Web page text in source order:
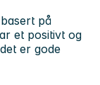
på
et positivt og
er gode